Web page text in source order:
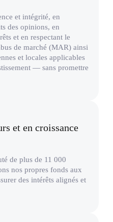
et intégrité, en
des opinions, en
et en respectant le
de marché (MAR) ainsi
et locales applicables
— sans promettre
et en croissance
de plus de 11 000
nos propres fonds aux
des intérêts alignés et